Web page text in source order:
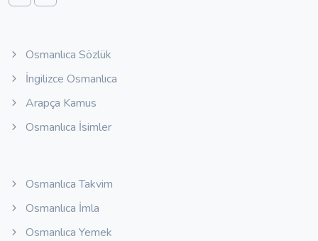
Osmanlıca Sözlük
İngilizce Osmanlıca
Arapça Kamus
Osmanlıca İsimler
Osmanlıca Takvim
Osmanlıca İmla
Osmanlıca Yemek